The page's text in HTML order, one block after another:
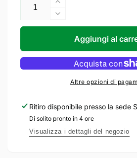
Aumenta
quantità
per
KRONOS
Pannello
piano
Vetro
serie
Athena
Diminuisci
quantità
KRONOS
Mezzo
Pannello
piano
di
Vetro
serie
Aggiungi al
Altre opzioni di
Ritiro disponibile presso la sede
Di solito pronto in 4 ore
Visualizza i dettagli del negozio